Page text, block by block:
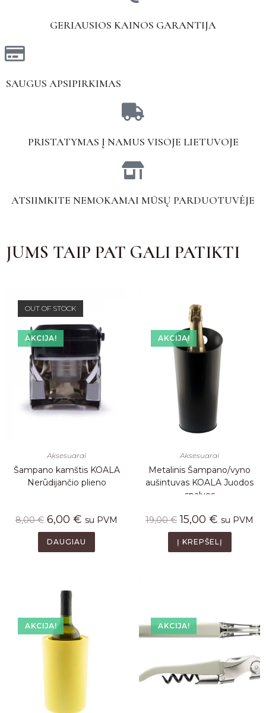
GERIAUSIOS KAINOS GARANTIJA
SAUGUS APSIPIRKIMAS
PRISTATYMAS Į NAMUS VISOJE LIETUVOJE
ATSIIMKITE NEMOKAMAI MŪSŲ PARDUOTUVĖJE
JUMS TAIP PAT GALI PATIKTI
OUT OF STOCK
AKCIJA!
Aksesuarai
Šampano kamštis KOALA
Nerūdijančio plieno
8,00€ 6,00 € su PVM
DAUGIAU
AKCIJA!
Aksesuarai
Metalinis Šampano/vyno
aušintuvas KOALA Juodos
spalvos
19,00€ 15,00 € su PVM
Į KREPŠELĮ
AKCIJA! AKCIJA!